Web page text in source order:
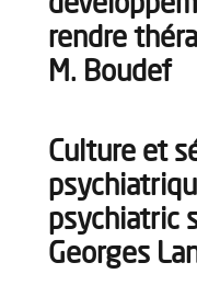
rendre
M. Boudef
Culture et
psychiatric
Georges